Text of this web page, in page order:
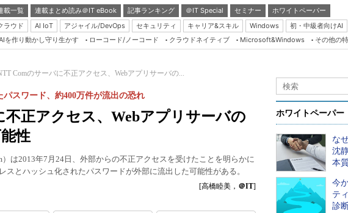
載一覧 連載まとめ読み＠IT eBook 記事ランキング ＠IT Special セミナー
ホワイトペーパー
ラウド
AI IoT アジャイル/DevOps セキュリティ キャリア&スキル Windows 初・中級者向けAI
Server & Storage
Java Agile
Database Expert
Linux ＆ OSS
Master of IP Network
Security & Trust
を作り動かし守り生かす ローコード/ノーコード クラウドネイティブ Microsoft&Windows その他の
Comのサーバに不正アクセス、Webアプリサーバの...
不正アクセス、Webアプリサーバの
性
スワード、約400万件が流出の恐れ
は2013年7月24日、外部からの不正アクセスを受けたことを明らかに
スとハッシュ化されたパスワードが外部に流出した可能性がある。
[高橋睦美， ＠IT]
ホワイトペーパー
な
沈
本
今
テ
診